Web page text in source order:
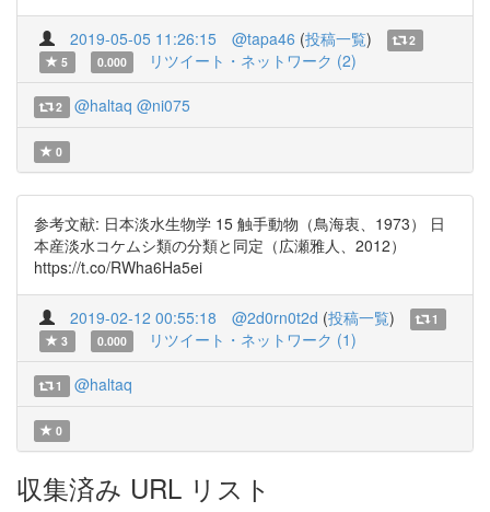
2019-05-05 11:26:15 @tapa46 (投稿一覧)
2
5
0.000 リツイート・ネットワーク (2)
2 @haltaq @ni075
0
参考文献: 日本淡水生物学 15 触手動物（鳥海衷、1973） 日
本産淡水コケムシ類の分類と同定（広瀬雅人、2012）
https://t.co/RWha6Ha5ei
2019-02-12 00:55:18 @2d0rn0t2d (投稿一覧)
1
3
0.000 リツイート・ネットワーク (1)
1 @haltaq
0
収集済み URL リスト